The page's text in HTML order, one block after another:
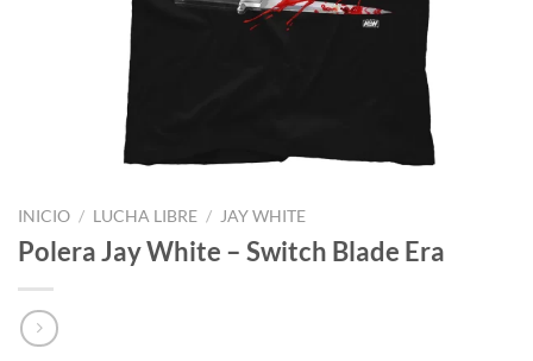
INICIO / LUCHA LIBRE / JAY WHITE
Polera Jay White – Switch Blade Era